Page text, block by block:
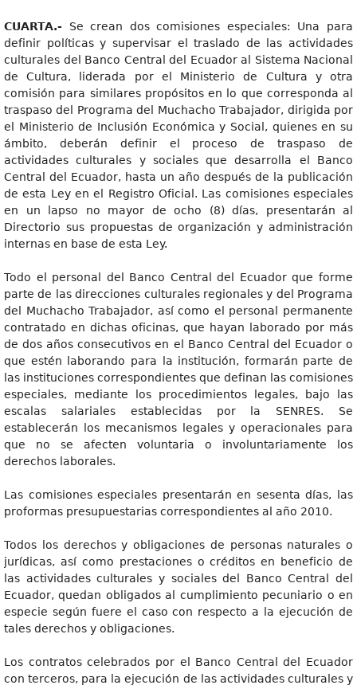
CUARTA.- Se crean dos comisiones especiales: Una para
definir políticas y supervisar el traslado de las actividades
culturales del Banco Central del Ecuador al Sistema Nacional
de Cultura, liderada por el Ministerio de Cultura y otra
comisión para similares propósitos en lo que corresponda al
traspaso del Programa del Muchacho Trabajador, dirigida por
el Ministerio de Inclusión Económica y Social, quienes en su
ámbito, deberán definir el proceso de traspaso de
actividades culturales y sociales que desarrolla el Banco
Central del Ecuador, hasta un año después de la publicación
de esta Ley en el Registro Oficial. Las comisiones especiales
en un lapso no mayor de ocho (8) días, presentarán al
Directorio sus propuestas de organización y administración
internas en base de esta Ley.
Todo el personal del Banco Central del Ecuador que forme
parte de las direcciones culturales regionales y del Programa
del Muchacho Trabajador, así como el personal permanente
contratado en dichas oficinas, que hayan laborado por más
de dos años consecutivos en el Banco Central del Ecuador o
que estén laborando para la institución, formarán parte de
las instituciones correspondientes que definan las comisiones
especiales, mediante los procedimientos legales, bajo las
escalas salariales establecidas por la SENRES. Se
establecerán los mecanismos legales y operacionales para
que no se afecten voluntaria o involuntariamente los
derechos laborales.
Las comisiones especiales presentarán en sesenta días, las
proformas presupuestarias correspondientes al año 2010.
Todos los derechos y obligaciones de personas naturales o
jurídicas, así como prestaciones o créditos en beneficio de
las actividades culturales y sociales del Banco Central del
Ecuador, quedan obligados al cumplimiento pecuniario o en
especie según fuere el caso con respecto a la ejecución de
tales derechos y obligaciones.
Los contratos celebrados por el Banco Central del Ecuador
con terceros, para la ejecución de las actividades culturales y